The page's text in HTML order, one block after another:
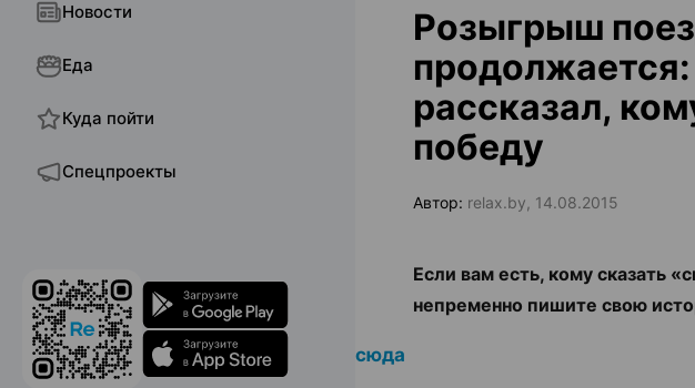
Новости
Еда
Куда пойти
Спецпроекты
Розыгрыш
рассказал,
победу
Автор: relax.by, 14.08.2015
Если вам есть, кому сказать
непременно пишите свою
сюда